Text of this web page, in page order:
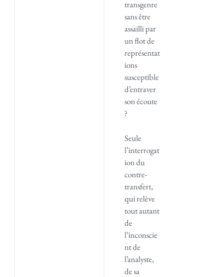
transgenre
sans être
assailli par
un flot de
représentat
ions
susceptible
d’entraver
son écoute
?
Seule
l’interrogat
ion du
contre-
transfert,
qui relève
tout autant
de
l’inconscie
nt de
l’analyste,
de sa